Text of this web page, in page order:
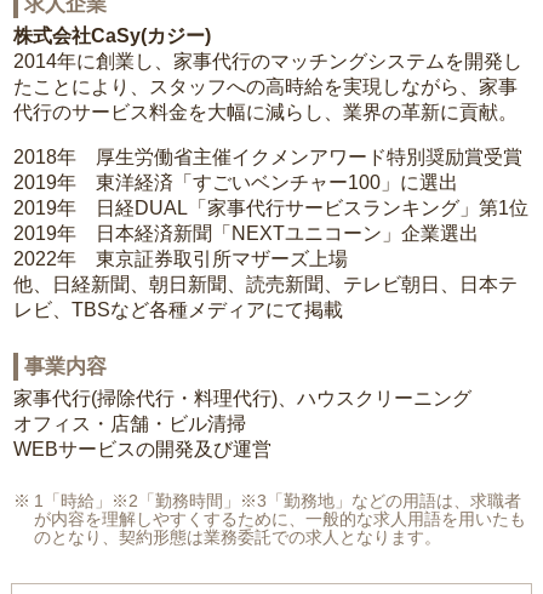
求人企業
株式会社CaSy(カジー)
2014年に創業し、家事代行のマッチングシステムを開発し
たことにより、スタッフへの高時給を実現しながら、家事
代行のサービス料金を大幅に減らし、業界の革新に貢献。
2018年 厚生労働省主催イクメンアワード特別奨励賞受賞
2019年 東洋経済「すごいベンチャー100」に選出
2019年 日経DUAL「家事代行サービスランキング」第1位
2019年 日本経済新聞「NEXTユニコーン」企業選出
2022年 東京証券取引所マザーズ上場
他、日経新聞、朝日新聞、読売新聞、テレビ朝日、日本テ
レビ、TBSなど各種メディアにて掲載
事業内容
家事代行(掃除代行・料理代行)、ハウスクリーニング
オフィス・店舗・ビル清掃
WEBサービスの開発及び運営
1「時給」※2「勤務時間」※3「勤務地」などの用語は、求職者
が内容を理解しやすくするために、一般的な求人用語を用いたも
のとなり、契約形態は業務委託での求人となります。